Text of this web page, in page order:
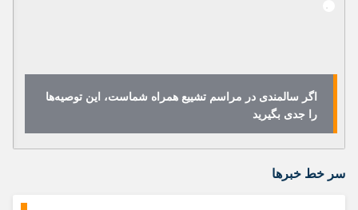
اگر سالمندی در مراسم تشییع همراه شماست، این توصیه‌ها
را جدی بگیرید
سر خط خبرها